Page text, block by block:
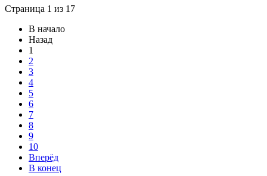
Страница 1 из 17
В начало
Назад
1
2
3
4
5
6
7
8
9
10
Вперёд
В конец